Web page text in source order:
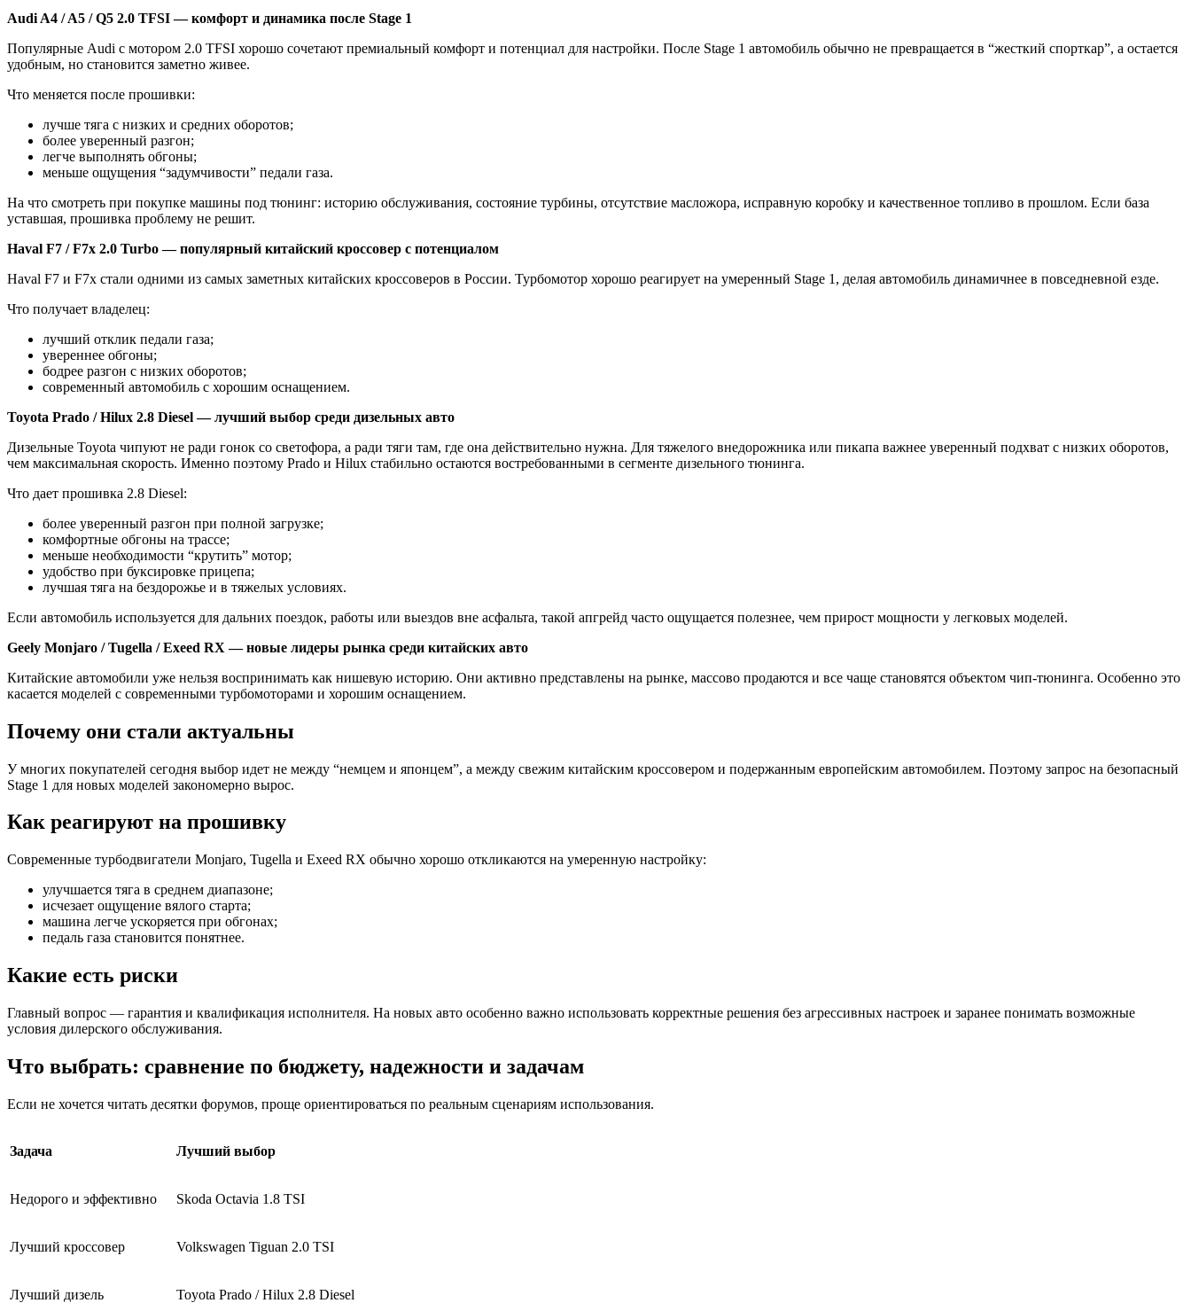
Audi A4 / A5 / Q5 2.0 TFSI — комфорт и динамика после Stage 1
Популярные Audi с мотором 2.0 TFSI хорошо сочетают премиальный комфорт и потенциал для настройки. После Stage 1 автомобиль обычно не превращается в “жесткий спорткар”, а остается
удобным, но становится заметно живее.
Что меняется после прошивки:
лучше тяга с низких и средних оборотов;
более уверенный разгон;
легче выполнять обгоны;
меньше ощущения “задумчивости” педали газа.
На что смотреть при покупке машины под тюнинг: историю обслуживания, состояние турбины, отсутствие масложора, исправную коробку и качественное топливо в прошлом. Если база
уставшая, прошивка проблему не решит.
Haval F7 /F7x 2.0 Turbo— популярный китайский кроссовер с потенциалом
Haval F7 и F7x стали одними из самых заметных китайских кроссоверов в России. Турбомотор хорошо реагирует на умеренный Stage 1, делая автомобиль динамичнее в повседневной езде.
Что получает владелец:
лучший отклик педали газа;
увереннее обгоны;
бодрее разгон с низких оборотов;
современный автомобиль с хорошим оснащением.
Toyota Prado /Hilux 2.8 Diesel — лучший выбор среди дизельных авто
Дизельные Toyota чипуют не ради гонок со светофора, а ради тяги там, где она действительно нужна. Для тяжелого внедорожника или пикапа важнее уверенный подхват с низких оборотов,
чем максимальная скорость. Именно поэтому Prado и Hilux стабильно остаются востребованными в сегменте дизельного тюнинга.
Что дает прошивка 2.8 Diesel:
более уверенный разгон при полной загрузке;
комфортные обгоны на трассе;
меньше необходимости “крутить” мотор;
удобство при буксировке прицепа;
лучшая тяга на бездорожье и в тяжелых условиях.
Если автомобиль используется для дальних поездок, работы или выездов вне асфальта, такой апгрейд часто ощущается полезнее, чем прирост мощности у легковых моделей.
Geely Monjaro /Tugella /Exeed RX — новые лидеры рынка среди китайских авто
Китайские автомобили уже нельзя воспринимать как нишевую историю. Они активно представлены на рынке, массово продаются и все чаще становятся объектом чип-тюнинга. Особенно это
касается моделей с современными турбомоторами и хорошим оснащением.
Почему они стали актуальны
У многих покупателей сегодня выбор идет не между “немцем и японцем”, а между свежим китайским кроссовером и подержанным европейским автомобилем. Поэтому запрос на безопасный
Stage 1 для новых моделей закономерно вырос.
Как реагируют на прошивку
Современные турбодвигатели Monjaro, Tugella и Exeed RX обычно хорошо откликаются на умеренную настройку:
улучшается тяга в среднем диапазоне;
исчезает ощущение вялого старта;
машина легче ускоряется при обгонах;
педаль газа становится понятнее.
Какие есть риски
Главный вопрос — гарантия и квалификация исполнителя. На новых авто особенно важно использовать корректные решения без агрессивных настроек и заранее понимать возможные
условия дилерского обслуживания.
Что выбрать: сравнение по бюджету, надежности и задачам
Если не хочется читать десятки форумов, проще ориентироваться по реальным сценариям использования.
Задача Лучший выбор
Недорого и эффективно Skoda Octavia 1.8 TSI
Лучший кроссовер Volkswagen Tiguan 2.0 TSI
Лучший дизель Toyota Prado / Hilux 2.8 Diesel